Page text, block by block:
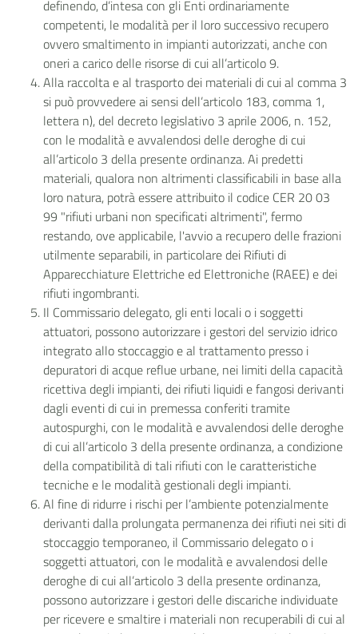
definendo, d’intesa con gli Enti ordinariamente
competenti, le modalità per il loro successivo recupero
ovvero smaltimento in impianti autorizzati, anche con
oneri a carico delle risorse di cui all’articolo 9.
Alla raccolta e al trasporto dei materiali di cui al comma 3
si può provvedere ai sensi dell’articolo 183, comma 1,
lettera n), del decreto legislativo 3 aprile 2006, n. 152,
con le modalità e avvalendosi delle deroghe di cui
all’articolo 3 della presente ordinanza. Ai predetti
materiali, qualora non altrimenti classificabili in base alla
loro natura, potrà essere attribuito il codice CER 20 03
99 "rifiuti urbani non specificati altrimenti", fermo
restando, ove applicabile, l'avvio a recupero delle frazioni
utilmente separabili, in particolare dei Rifiuti di
Apparecchiature Elettriche ed Elettroniche (RAEE) e dei
rifiuti ingombranti.
Il Commissario delegato, gli enti locali o i soggetti
attuatori, possono autorizzare i gestori del servizio idrico
integrato allo stoccaggio e al trattamento presso i
depuratori di acque reflue urbane, nei limiti della capacità
ricettiva degli impianti, dei rifiuti liquidi e fangosi derivanti
dagli eventi di cui in premessa conferiti tramite
autospurghi, con le modalità e avvalendosi delle deroghe
di cui all’articolo 3 della presente ordinanza, a condizione
della compatibilità di tali rifiuti con le caratteristiche
tecniche e le modalità gestionali degli impianti.
Al fine di ridurre i rischi per l’ambiente potenzialmente
derivanti dalla prolungata permanenza dei rifiuti nei siti di
stoccaggio temporaneo, il Commissario delegato o i
soggetti attuatori, con le modalità e avvalendosi delle
deroghe di cui all’articolo 3 della presente ordinanza,
possono autorizzare i gestori delle discariche individuate
per ricevere e smaltire i materiali non recuperabili di cui al